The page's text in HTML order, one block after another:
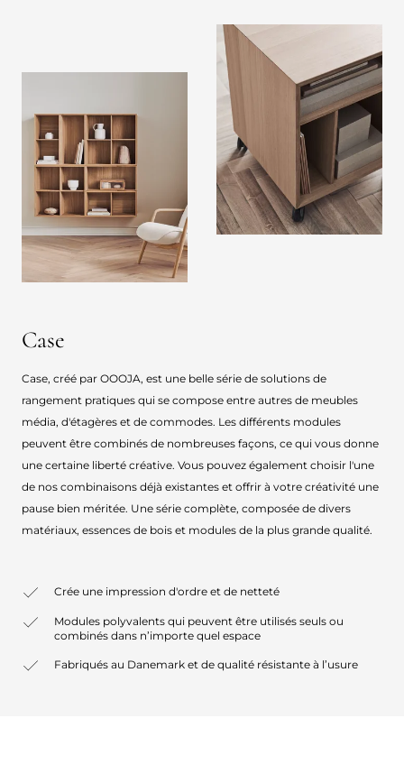
Case
Case, créé par OOOJA, est une belle série de solutions de
rangement pratiques qui se compose entre autres de meubles
média, d'étagères et de commodes. Les différents modules
peuvent être combinés de nombreuses façons, ce qui vous donne
une certaine liberté créative. Vous pouvez également choisir l'une
de nos combinaisons déjà existantes et offrir à votre créativité une
pause bien méritée. Une série complète, composée de divers
matériaux, essences de bois et modules de la plus grande qualité.
Crée une impression d'ordre et de netteté
Modules polyvalents qui peuvent être utilisés seuls ou
combinés dans n’importe quel espace
Fabriqués au Danemark et de qualité résistante à l’usure